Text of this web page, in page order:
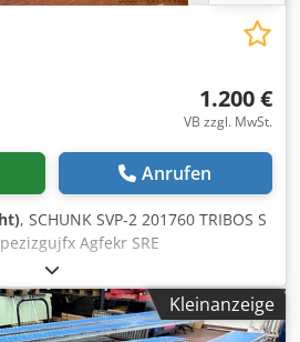
1.200 €
VB zzgl. MwSt.
Anrufen
, SCHUNK SVP-2 201760 TRIBOS S
Agfekr SRE
Sehr guter Zustand Es wären
und Reduzierungen
Kleinanzeige